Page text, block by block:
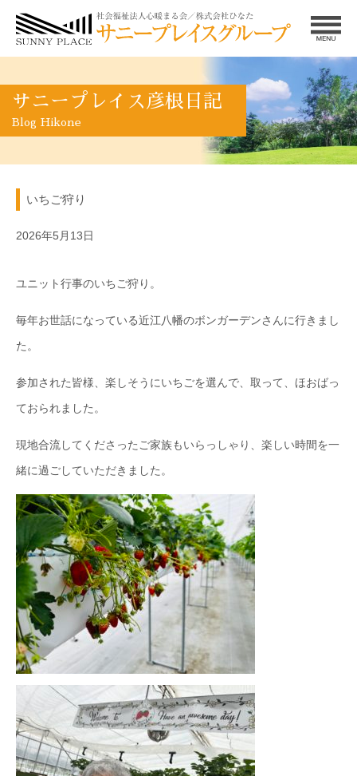
サニープレイス彦根日記
Blog Hikone
いちご狩り
2026年5月13日
ユニット行事のいちご狩り。
毎年お世話になっている近江八幡のボンガーデンさんに行きまし
た。
参加された皆様、楽しそうにいちごを選んで、取って、ほおばっ
ておられました。
現地合流してくださったご家族もいらっしゃり、楽しい時間を一
緒に過ごしていただきました。